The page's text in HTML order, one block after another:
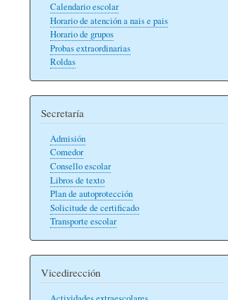
Calendario escolar
Horario de atención a nais e pais
Horario de grupos
Probas extraordinarias
Roldas
Secretaría
Admisión
Comedor
Consello escolar
Libros de texto
Plan de autoprotección
Solicitude de certificado
Transporte escolar
Vicedirección